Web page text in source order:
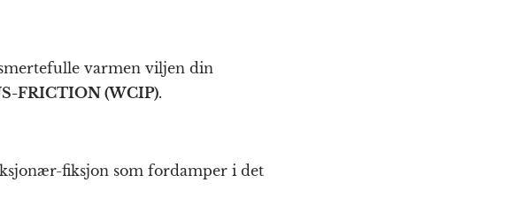
varmen viljen din
FRICTION (WCIP).
fiksjon som fordamper i det